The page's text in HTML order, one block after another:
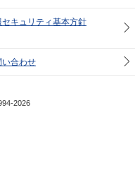
セキュリティ基本方針
い合わせ
2026